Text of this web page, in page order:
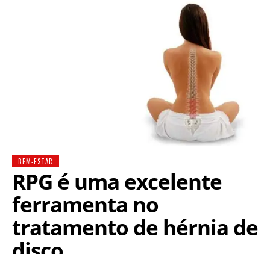
BEM-ESTAR
RPG é uma excelente
ferramenta no
tratamento de hérnia de